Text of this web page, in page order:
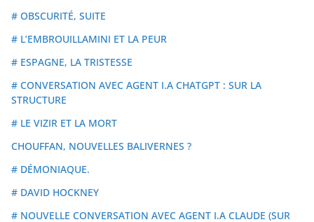
# OBSCURITÉ, SUITE
# L’EMBROUILLAMINI ET LA PEUR
# ESPAGNE, LA TRISTESSE
# CONVERSATION AVEC AGENT I.A CHATGPT : SUR LA
STRUCTURE
# LE VIZIR ET LA MORT
CHOUFFAN, NOUVELLES BALIVERNES ?
# DÉMONIAQUE.
# DAVID HOCKNEY
# NOUVELLE CONVERSATION AVEC AGENT I.A CLAUDE (SUR